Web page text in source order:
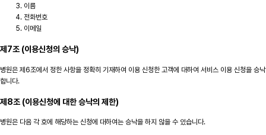
이름
전화번호
이메일
제7조 (이용신청의 승낙)
병원은 제6조에서 정한 사항을 정확히 기재하여 이용 신청한 고객에 대하여 서비스 이용 신청을 승낙
합니다.
제8조 (이용신청에 대한 승낙의 제한)
병원은 다음 각 호에 해당하는 신청에 대하여는 승낙을 하지 않을 수 있습니다.